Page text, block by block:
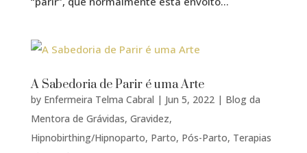
A Sabedoria de Parir é uma Arte
by Enfermeira Telma Cabral | Jun 5, 2022| Blog da
Mentora de Grávidas, Gravidez,
Hipnobirthing/Hipnoparto, Parto, Pós-Parto, Terapias